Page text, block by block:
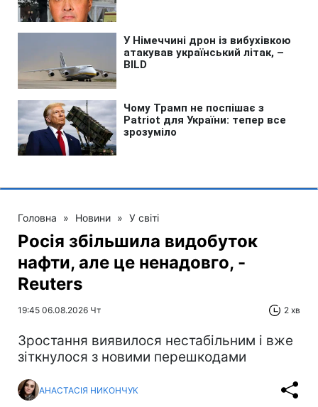
Головна » Новини » У світі
Росія збільшила видобуток
нафти, але це ненадовго, -
Reuters
19:45 06.08.2026 Чт 2 хв
Зростання виявилося нестабільним і вже
зіткнулося з новими перешкодами
АНАСТАСІЯ НИКОНЧУК